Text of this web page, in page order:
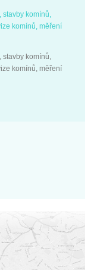
stavby komínů,
komínů, měření
stavby komínů,
komínů, měření